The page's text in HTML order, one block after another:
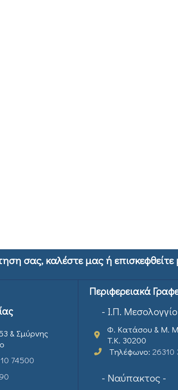
σας, καλέστε μας ή
& Σμύρνης
74500
Περιφερειακά
- Ι.Π.
Φ. Κατάσου & Μ.
T.K. 30200
Τηλέφωνο: 26310
- Ναύπακτος -